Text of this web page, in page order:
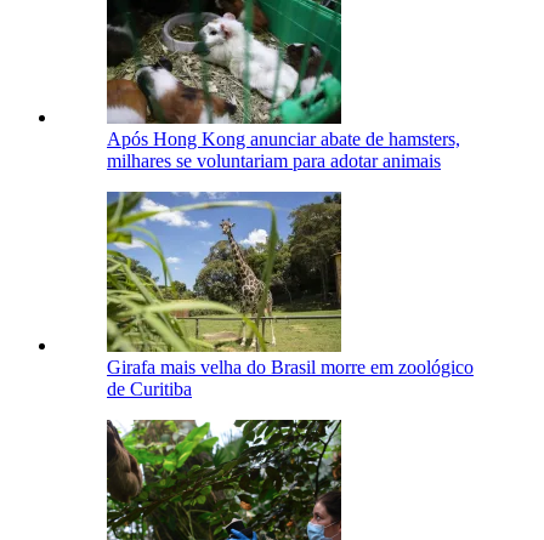
Após Hong Kong anunciar abate de hamsters,
milhares se voluntariam para adotar animais
Girafa mais velha do Brasil morre em zoológico
de Curitiba